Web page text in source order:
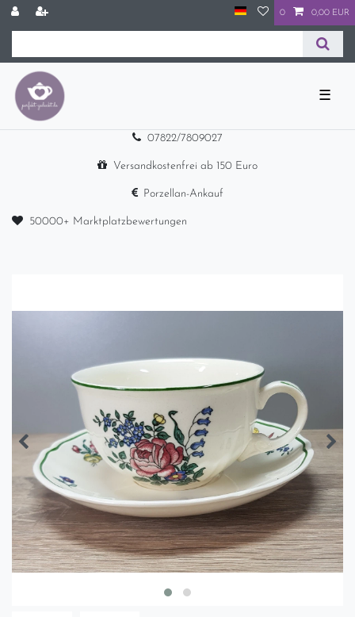
0 0,00 EUR
☰
07822/7809027
Versandkostenfrei ab 150 Euro
Porzellan-Ankauf
50000+ Marktplatzbewertungen